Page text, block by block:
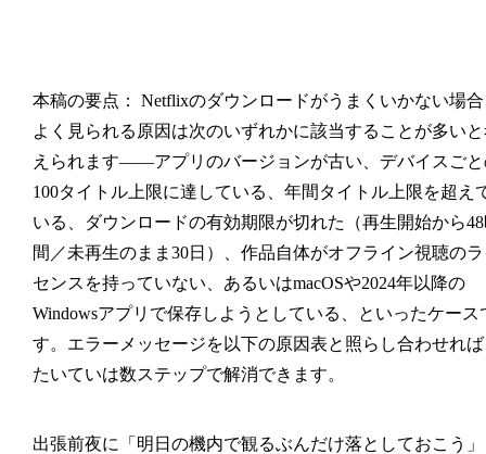
本稿の要点：
Netflixのダウンロードがうまくいかない場
よく見られる原因は次のいずれかに該当することが多い
えられます——アプリのバージョンが古い、デバイスごと
100タイトル上限に達している、年間タイトル上限を超え
いる、ダウンロードの有効期限が切れた（再生開始から
間／未再生のまま30日）、作品自体がオフライン視聴の
センスを持っていない、あるいはmacOSや2024年以降の
Windowsアプリで保存しようとしている、といったケース
す。エラーメッセージを以下の原因表と照らし合わせれ
たいていは数ステップで解消できます。
出張前夜に「明日の機内で観るぶんだけ落としておこう